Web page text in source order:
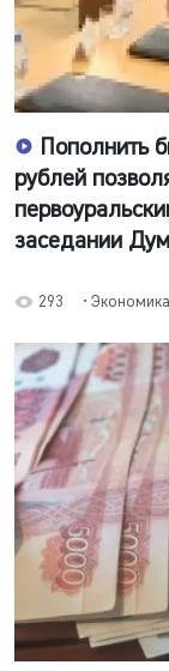
Пополнить
рублей
заседании
293 • Экономика